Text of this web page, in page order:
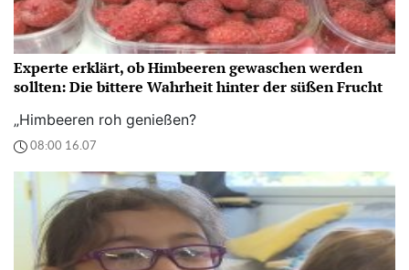
Experte erklärt, ob Himbeeren gewaschen werden
sollten: Die bittere Wahrheit hinter der süßen Frucht
„Himbeeren roh genießen?
08:00 16.07